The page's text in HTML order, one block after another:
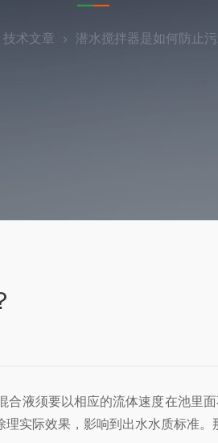
技术文章 潜水搅拌器是如何防止
须要以相应的流体速度在池里
实际效果，影响到出水水质标准